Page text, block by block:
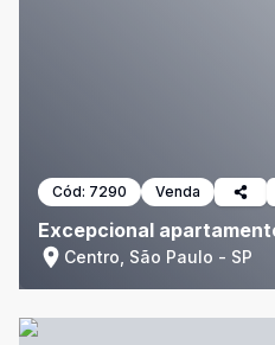
Cód: 7290 Venda
Excepcional
Centro, São Paulo - SP